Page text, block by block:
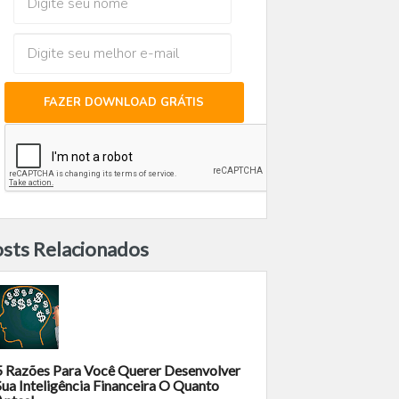
FAZER DOWNLOAD GRÁTIS
Relacionados
Razões Para Você Querer Desenvolver
Inteligência Financeira O Quanto